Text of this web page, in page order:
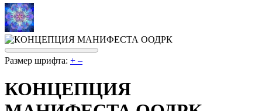
Размер шрифта: + –
КОНЦЕПЦИЯ